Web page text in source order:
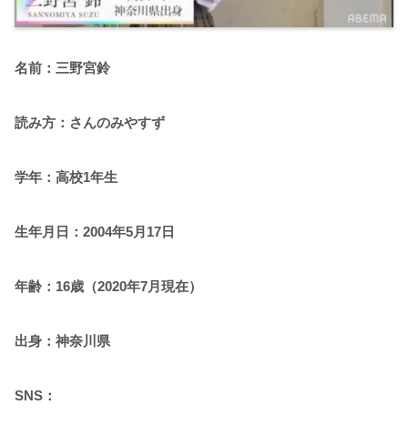
名前：三野宮鈴
読み方：さんのみやすず
学年：高校1年生
生年月日：2004年5月17日
年齢：16歳（2020年7月現在）
出身：神奈川県
SNS：